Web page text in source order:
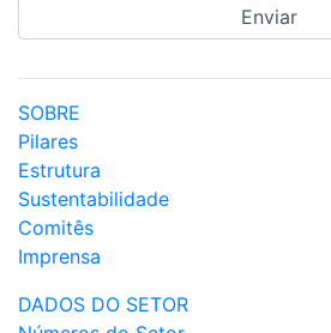
SOBRE
Pilares
Estrutura
Sustentabilidade
Comitês
Imprensa
DADOS DO SETOR